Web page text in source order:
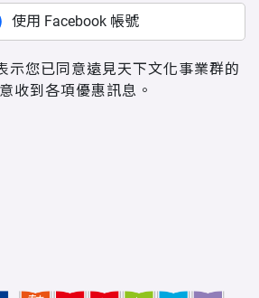
使用 Facebook 帳號
示您已同意遠見天下文化事業群的
收到各項優惠訊息。